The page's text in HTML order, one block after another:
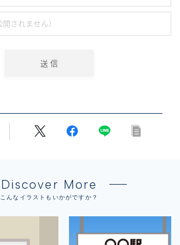
Discover More
こんなイラストもいかがですか？